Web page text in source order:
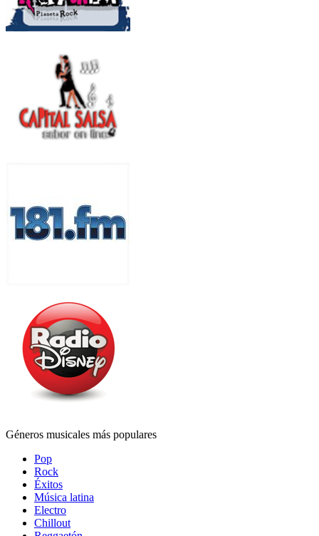
Géneros musicales más populares
Pop
Rock
Éxitos
Música latina
Electro
Chillout